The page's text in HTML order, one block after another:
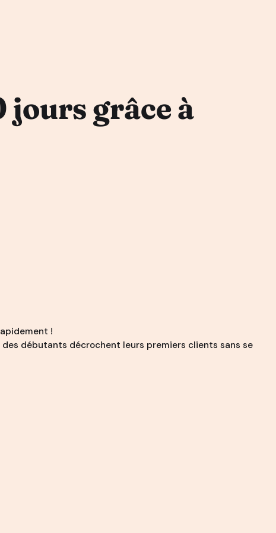
jours grâce à
!
débutants décrochent leurs premiers clients sans se